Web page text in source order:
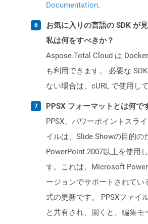
Documentation.
お気に入りの言語の SDK が
私は何をすべきか？
Aspose.Total Cloud は
も利用できます。 必要な
ない場合は、cURL で使用し
PPSX フォーマットとは何で
PPSX、パワーポイントスラ
イルは、Slide Showの目的
PowerPoint 2007以上を使用
す。これは、Microsoft
ージョンでサポートされてい
式の更新です。 PPSXファイ
と共有され、開くと、編集モ